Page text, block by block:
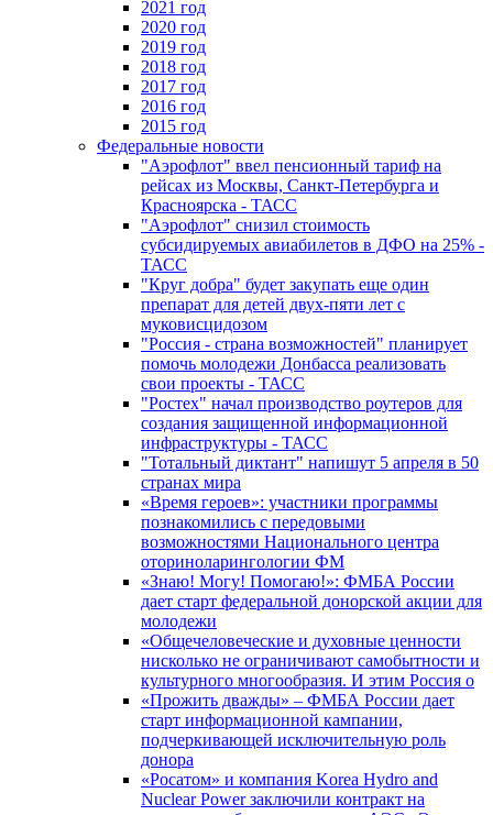
2021 год
2020 год
2019 год
2018 год
2017 год
2016 год
2015 год
Федеральные новости
"Аэрофлот" ввел пенсионный тариф на
рейсах из Москвы, Санкт-Петербурга и
Красноярска - ТАСС
"Аэрофлот" снизил стоимость
субсидируемых авиабилетов в ДФО на 25% -
ТАСС
"Круг добра" будет закупать еще один
препарат для детей двух-пяти лет с
муковисцидозом
"Россия - страна возможностей" планирует
помочь молодежи Донбасса реализовать
свои проекты - ТАСС
"Ростех" начал производство роутеров для
создания защищенной информационной
инфраструктуры - ТАСС
"Тотальный диктант" напишут 5 апреля в 50
странах мира
«Время героев»: участники программы
познакомились с передовыми
возможностями Национального центра
оториноларингологии ФМ
«Знаю! Могу! Помогаю!»: ФМБА России
дает старт федеральной донорской акции для
молодежи
«Общечеловеческие и духовные ценности
нисколько не ограничивают самобытности и
культурного многообразия. И этим Россия о
«Прожить дважды» – ФМБА России дает
старт информационной кампании,
подчеркивающей исключительную роль
донора
«Росатом» и компания Korea Hydro and
Nuclear Power заключили контракт на